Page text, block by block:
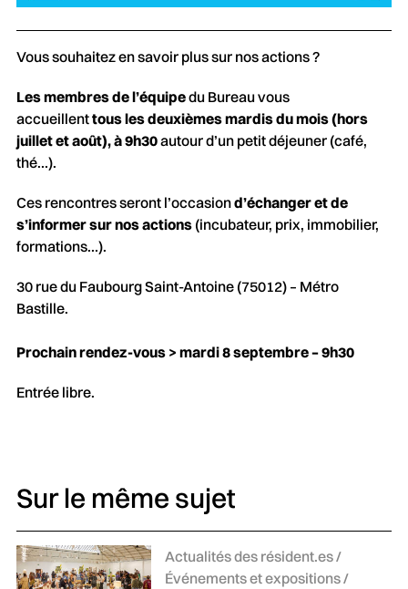
Vous souhaitez en savoir plus sur nos actions ?
Les membres de l’équipedu Bureau vous
accueillenttous les deuxièmes mardis du mois (hors
juillet et août), à 9h30autour d’un petit déjeuner (café,
thé…).
Ces rencontres seront l’occasiond’échanger et de
s’informer sur nos actions (incubateur, prix, immobilier,
formations…).
30 rue du Faubourg Saint-Antoine (75012) – Métro
Bastille.
Prochain rendez-vous > mardi 8 septembre – 9h30
Entrée libre.
Sur le même sujet
Catégories :
Actualités des résident.es /
Événements et expositions /